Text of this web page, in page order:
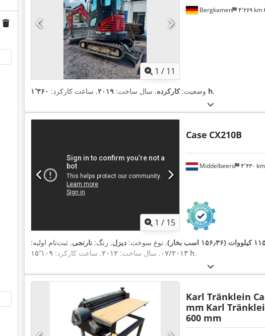
1 / 11
Bergkamen ۴٬۲۶۹ km
وضعیت:کارکرده, سال ساخت: ۲۰۱۹, ساعت کارکرد: ۱٬۳۶۰ h,
1 / 15
Middelbeers ۴٬۴۳۰ km
Case CX210B
(۱۵۶٫۳۶ اسب بخار) , نوع سوخت: دیزل, رنگ: نارنجی, ثبت‌نام اولیه:
۰۷/۲۰۱۳ , سال ساخت: ۲۰۱۲, ساعت کارکرد: ۱۵٬۱۰۹ h,
Karl Tränklein
mm Karl
600 mm